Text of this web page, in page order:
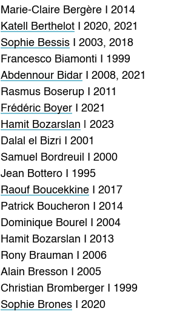
Marie-Claire Bergère I 2014
Katell Berthelot I 2020, 2021
Sophie Bessis I 2003, 2018
Francesco Biamonti I 1999
Abdennour Bidar I 2008, 2021
Rasmus Boserup I 2011
Frédéric Boyer I 2021
Hamit Bozarslan | 2023
Dalal el Bizri I 2001
Samuel Bordreuil I 2000
Jean Bottero I 1995
Raouf Boucekkine I 2017
Patrick Boucheron I 2014
Dominique Bourel I 2004
Hamit Bozarslan I 2013
Rony Brauman I 2006
Alain Bresson I 2005
Christian Bromberger I 1999
Sophie Brones I 2020